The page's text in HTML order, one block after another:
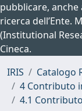
pubblicare,
ricerca dell’Ente.
(Institutional
Cineca.
IRIS
Catalogo
4 Contributo
4.1